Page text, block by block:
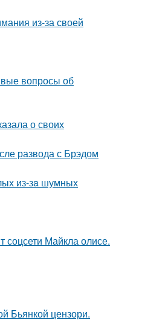
из-за своей
вопросы об
о своих
развода с Брэдом
из-зa шумных
соцсети Майкла олисе.
Бьянкой цензори.